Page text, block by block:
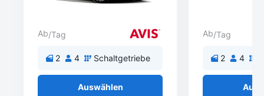
Ab/Tag
2 4 Schaltgetriebe
Auswählen
Ab/Tag
2 4